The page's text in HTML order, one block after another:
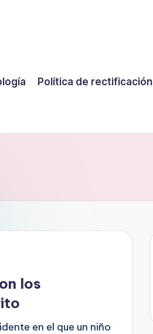
Política de rectificación
los
en el que un niño